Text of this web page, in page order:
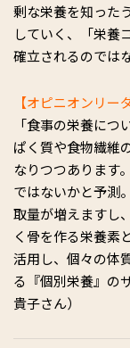
剰な栄養を知った
していく、「栄養
確立されるのでは
【オピニオンリー
「食事の栄養に
ぱく質や食物繊維
なりつつあります
ではないかと予測
取量が増えますし
く骨を作る栄養素
活用し、個々の体
る『個別栄養』の
貴子さん）